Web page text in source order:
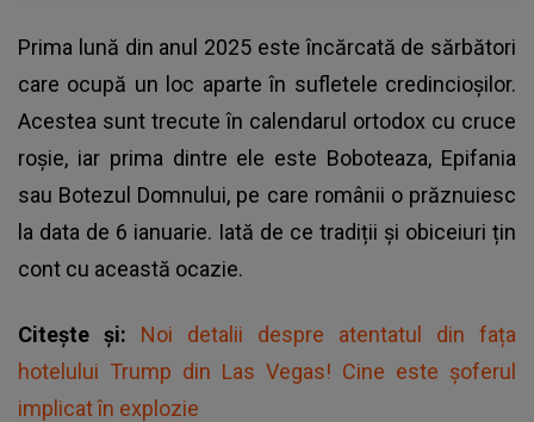
Prima lună din anul 2025 este încărcată de sărbători
care ocupă un loc aparte în sufletele credincioșilor.
Acestea sunt trecute în calendarul ortodox cu cruce
roșie, iar prima dintre ele este Boboteaza, Epifania
sau Botezul Domnului, pe care românii o prăznuiesc
la data de 6 ianuarie. Iată de ce tradiții și obiceiuri țin
cont cu această ocazie.
Citește și: Noi detalii despre atentatul din fața
hotelului Trump din Las Vegas! Cine este șoferul
implicat în explozie